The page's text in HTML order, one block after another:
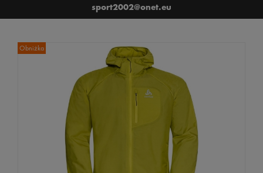
sport2002@onet.eu
Obniżka